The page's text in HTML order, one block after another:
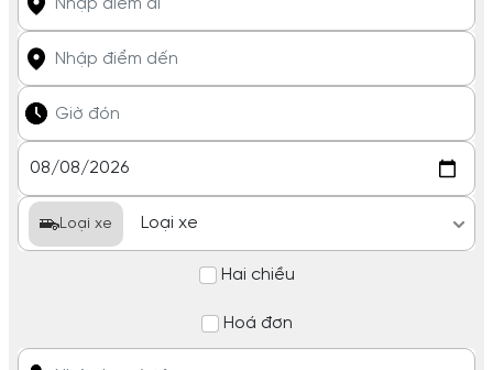
Loại xe
Hai chiều
Hoá đơn